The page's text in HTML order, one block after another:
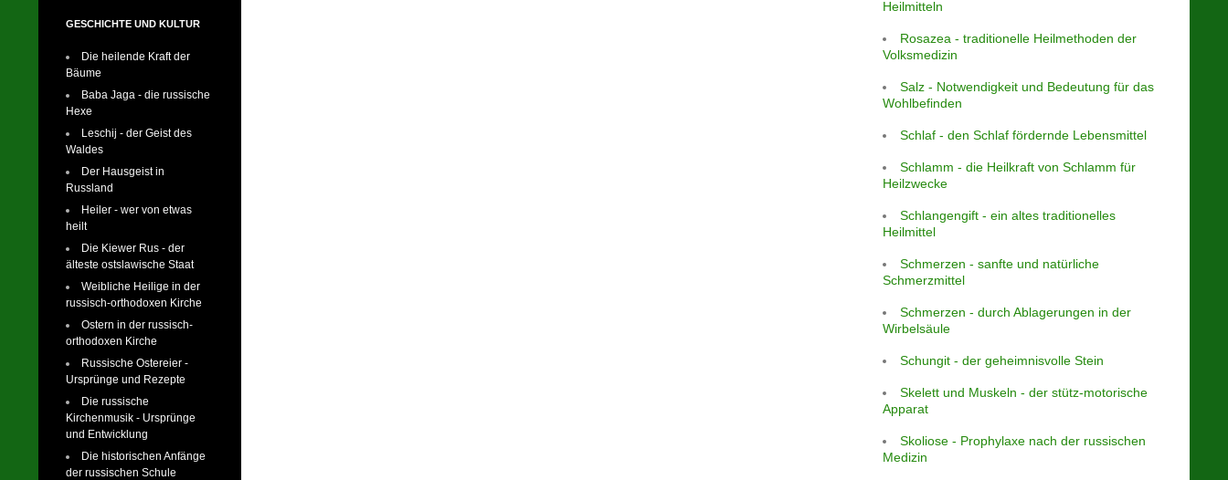
Heilmitteln
Rosazea - traditionelle Heilmethoden der
Volksmedizin
Salz - Notwendigkeit und Bedeutung für das
Wohlbefinden
Schlaf - den Schlaf fördernde Lebensmittel
Schlamm - die Heilkraft von Schlamm für
Heilzwecke
Schlangengift - ein altes traditionelles
Heilmittel
Schmerzen - sanfte und natürliche
Schmerzmittel
Schmerzen - durch Ablagerungen in der
Wirbelsäule
Schungit - der geheimnisvolle Stein
Skelett und Muskeln - der stütz-motorische
Apparat
Skoliose - Prophylaxe nach der russischen
Medizin
GESCHICHTE UND KULTUR
Die heilende Kraft der
Bäume
Baba Jaga - die russische
Hexe
Leschij - der Geist des
Waldes
Der Hausgeist in
Russland
Heiler - wer von etwas
heilt
Die Kiewer Rus - der
älteste ostslawische Staat
Weibliche Heilige in der
russisch-orthodoxen Kirche
Ostern in der russisch-
orthodoxen Kirche
Russische Ostereier -
Ursprünge und Rezepte
Die russische
Kirchenmusik - Ursprünge
und Entwicklung
Die historischen Anfänge
der russischen Schule